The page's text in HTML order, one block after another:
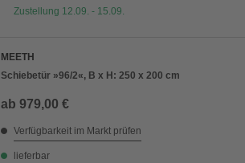
Zustellung 12.09. - 15.09.
MEETH
Schiebetür »96/2«, B x H: 250 x 200 cm
ab 979,00 €
Verfügbarkeit im Markt prüfen
lieferbar